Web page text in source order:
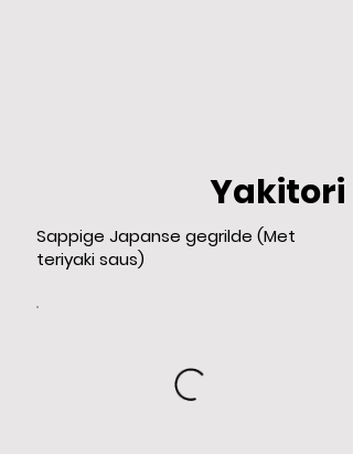
Yakitori
Sappige Japanse gegrilde (Met
teriyaki saus)